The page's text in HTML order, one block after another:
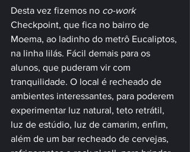
Desta vez fizemos no co-work
Checkpoint, que fica no bairro de
Moema, ao ladinho do metrô Eucaliptos,
na linha lilás. Fácil demais para os
alunos, que puderam vir com
tranquilidade. O local é recheado de
ambientes interessantes, para poderem
experimentar luz natural, teto retrátil,
luz de estúdio, luz de camarim, enfim,
além de um bar recheado de cervejas,